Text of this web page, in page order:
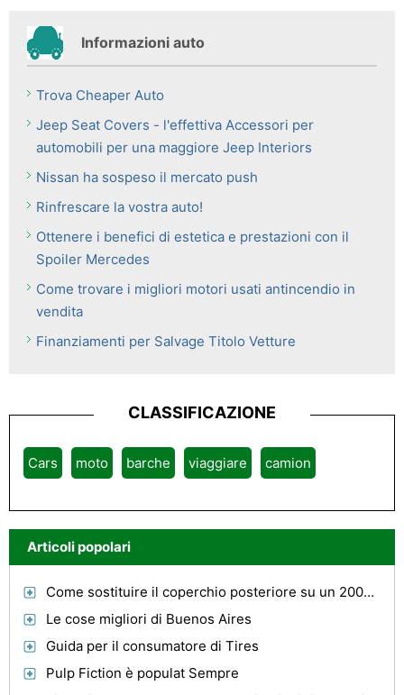
Informazioni auto
Trova Cheaper Auto
Jeep Seat Covers - l'effettiva Accessori per
automobili per una maggiore Jeep Interiors
Nissan ha sospeso il mercato push
Rinfrescare la vostra auto!
Ottenere i benefici di estetica e prestazioni con il
Spoiler Mercedes
Come trovare i migliori motori usati antincendio in
vendita
Finanziamenti per Salvage Titolo Vetture
CLASSIFICAZIONE
Cars moto barche viaggiare camion
Articoli popolari
Come sostituire il coperchio posteriore su un 2005 Ford F-150 Lariat
Le cose migliori di Buenos Aires
Guida per il consumatore di Tires
Pulp Fiction è populat Sempre